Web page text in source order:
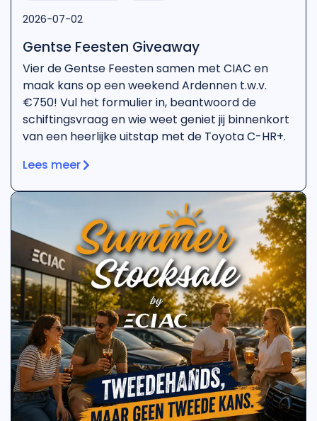
2026-07-02
Gentse Feesten Giveaway
Vier de Gentse Feesten samen met CIAC en
maak kans op een weekend Ardennen t.w.v.
€750! Vul het formulier in, beantwoord de
schiftingsvraag en wie weet geniet jij binnenkort
van een heerlijke uitstap met de Toyota C-HR+.
Lees meer